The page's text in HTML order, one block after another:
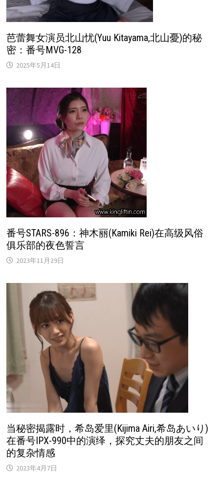
芭蕾舞女演员北山忧(Yuu Kitayama,北山憂)的秘
密：番号MVG-128
2025年5月14日
番号STARS-896：神木丽(Kamiki Rei)在高级风俗
俱乐部的夜色誓言
2023年11月29日
当秘密揭露时，希岛爱里(Kijima Airi,希岛あいり)
在番号IPX-990中的演绎，探究丈夫的朋友之间
的复杂情感
2023年4月7日